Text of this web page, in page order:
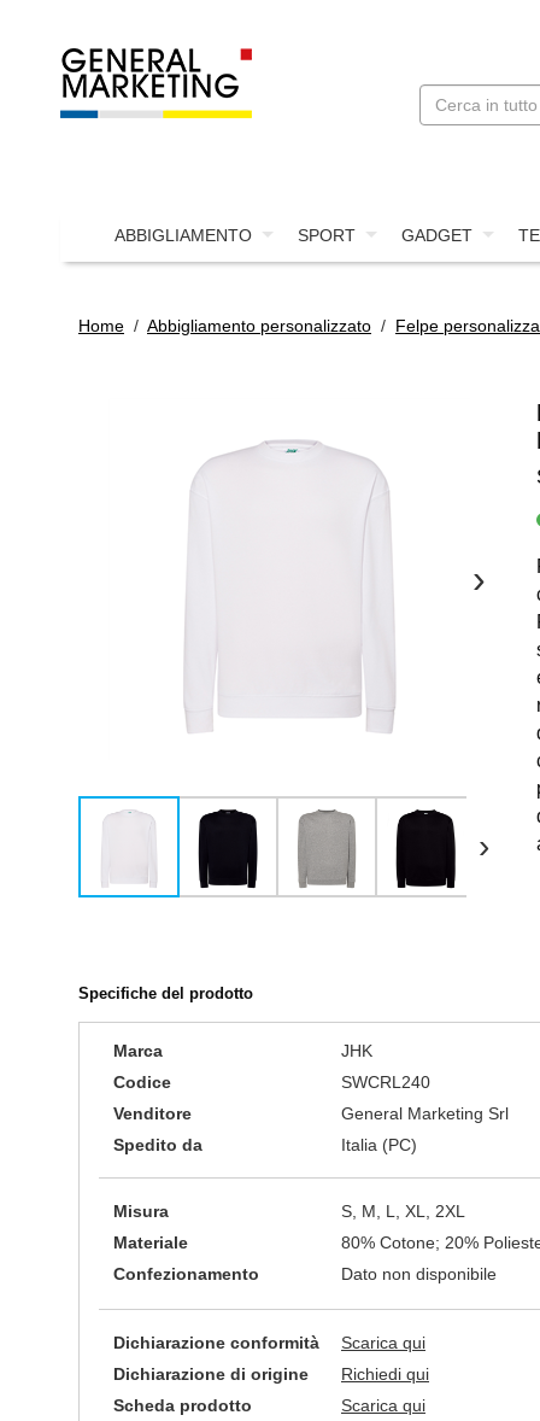
ABBIGLIAMENTO SPORT GADGET
Home / Abbigliamento personalizzato / Felpe
›
›
Specifiche del prodotto
Marca
JHK
Codice
SWCRL240
Venditore
General Marketing Srl
Spedito da
Italia (PC)
Misura
S, M, L, XL, 2XL
Materiale
80% Cotone; 20%
Confezionamento
Dato non disponibile
Dichiarazione conformità
Scarica qui
Dichiarazione di origine
Richiedi qui
Scheda prodotto
Scarica qui